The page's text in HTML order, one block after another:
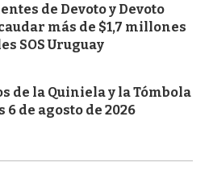
de Devoto y Devoto
más de $1,7 millones
SOS Uruguay
de la Quiniela y la Tómbola
de agosto de 2026